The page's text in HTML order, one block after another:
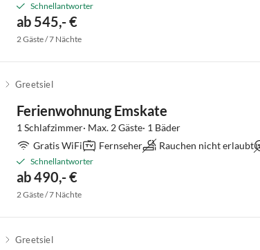
Schnellantworter
ab 545,- €
2 Gäste / 7 Nächte
Greetsiel
Ferienwohnung Emskate
1 Schlafzimmer· Max. 2 Gäste· 1 Bäder
Gratis WiFi
Fernseher Rauchen nicht erlaubt
Schnellantworter
ab 490,- €
2 Gäste / 7 Nächte
Greetsiel